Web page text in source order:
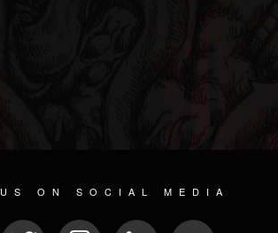
ON SOCIAL MEDIA